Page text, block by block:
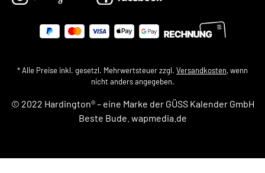
* Alle Preise inkl. gesetzl. Mehrwertsteuer zzgl. Versandkosten, wenn
nicht anders angegeben.
© 2022 Hardington® – eine Marke der GÜSS Kalender GmbH
Beste Bude. wapmedia.de